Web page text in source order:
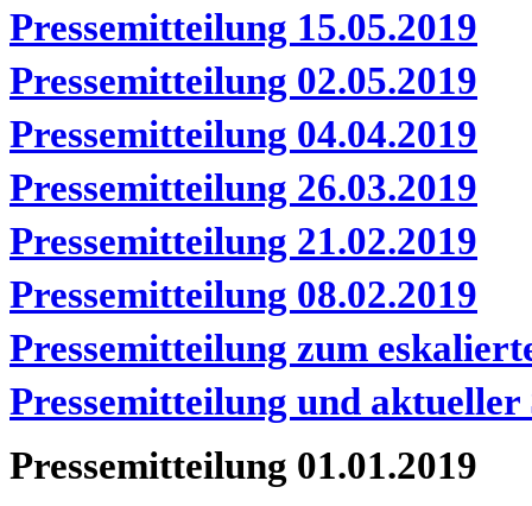
Pressemitteilung 15.05.2019
Pressemitteilung 02.05.2019
Pressemitteilung 04.04.2019
Pressemitteilung 26.03.2019
Pressemitteilung 21.02.2019
Pressemitteilung 08.02.2019
Pressemitteilung zum
Pressemitteilung und aktueller
Pressemitteilung 01.01.2019